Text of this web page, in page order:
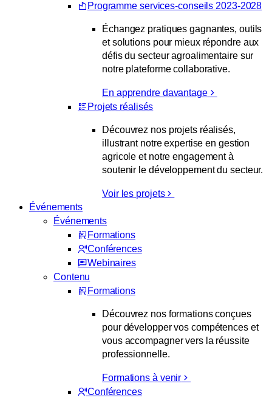
Programme services-conseils 2023-2028
Échangez pratiques gagnantes, outils
et solutions pour mieux répondre aux
défis du secteur agroalimentaire sur
notre plateforme collaborative.
En apprendre davantage
Projets réalisés
Découvrez nos projets réalisés,
illustrant notre expertise en gestion
agricole et notre engagement à
soutenir le développement du secteur.
Voir les projets
Événements
Événements
Formations
Conférences
Webinaires
Contenu
Formations
Découvrez nos formations conçues
pour développer vos compétences et
vous accompagner vers la réussite
professionnelle.
Formations à venir
Conférences